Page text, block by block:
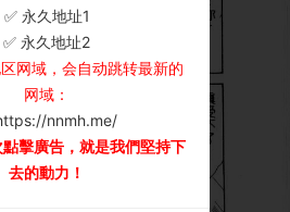
✅ 永久地址1
✅ 永久地址2
网域，会自动跳转最新的
网域：
nnmh.me/
擊廣告，就是我們堅持下
去的動力！